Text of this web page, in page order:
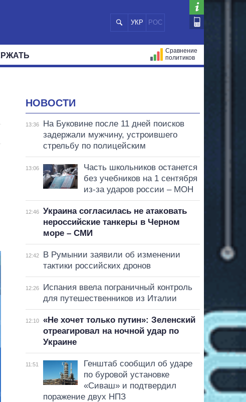
УКР РОС
Сравнение
политиков
НОВОСТИ
13:36
На Буковине после 11 дней поисков
задержали мужчину, устроившего
стрельбу по полицейским
13:06
Часть школьников останется
без учебников на 1 сентября
из-за ударов россии – МОН
12:46
Украина согласилась не атаковать
нероссийские танкеры в Черном
море – СМИ
12:42
В Румынии заявили об изменении
тактики российских дронов
12:26
Испания ввела пограничный контроль
для путешественников из Италии
12:10
«Не хочет только путин»: Зеленский
отреагировал на ночной удар по
Украине
11:51
Генштаб сообщил об ударе
по буровой установке
«Сиваш» и подтвердил
поражение двух НПЗ